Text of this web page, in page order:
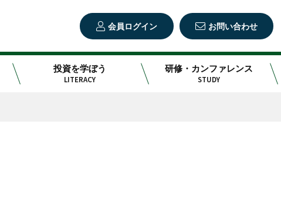
会員ログイン お問い合わせ
投資を学ぼう
LITERACY
研修・カンファレンス
STUDY